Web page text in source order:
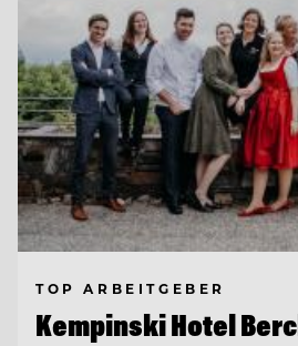
TOP ARBEITGEBER
Kempinski Hotel